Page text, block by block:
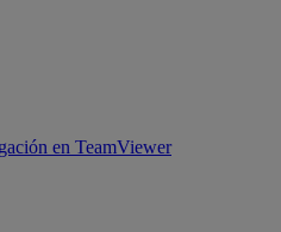
en TeamViewer